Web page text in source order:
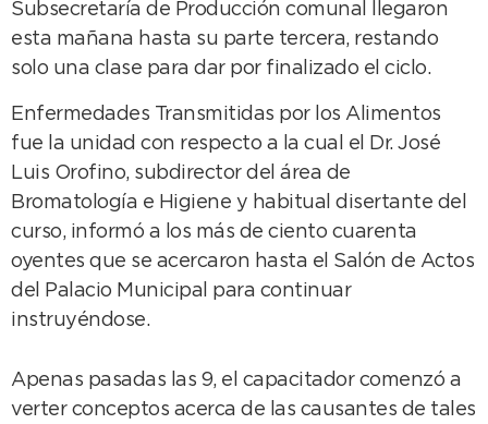
Subsecretaría de Producción comunal llegaron
esta mañana hasta su parte tercera, restando
solo una clase para dar por finalizado el ciclo.
Enfermedades Transmitidas por los Alimentos
fue la unidad con respecto a la cual el Dr. José
Luis Orofino, subdirector del área de
Bromatología e Higiene y habitual disertante del
curso, informó a los más de ciento cuarenta
oyentes que se acercaron hasta el Salón de Actos
del Palacio Municipal para continuar
instruyéndose.
Apenas pasadas las 9, el capacitador comenzó a
verter conceptos acerca de las causantes de tales